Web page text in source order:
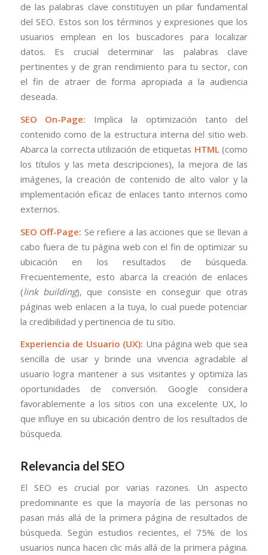
de las palabras clave constituyen un pilar fundamental
del SEO. Estos son los términos y expresiones que los
usuarios emplean en los buscadores para localizar
datos. Es crucial determinar las palabras clave
pertinentes y de gran rendimiento para tu sector, con
el fin de atraer de forma apropiada a la audiencia
deseada.
SEO On-Page: Implica la optimización tanto del
contenido como de la estructura interna del sitio web.
Abarca la correcta utilización de etiquetas HTML(como
los títulos y las meta descripciones), la mejora de las
imágenes, la creación de contenido de alto valor y la
implementación eficaz de enlaces tanto internos como
externos.
SEO Off-Page: Se refiere a las acciones que se llevan a
cabo fuera de tu página web con el fin de optimizar su
ubicación en los resultados de búsqueda.
Frecuentemente, esto abarca la creación de enlaces
(link building), que consiste en conseguir que otras
páginas web enlacen a la tuya, lo cual puede potenciar
la credibilidad y pertinencia de tu sitio.
Experiencia de Usuario (UX): Una página web que sea
sencilla de usar y brinde una vivencia agradable al
usuario logra mantener a sus visitantes y optimiza las
oportunidades de conversión. Google considera
favorablemente a los sitios con una excelente UX, lo
que influye en su ubicación dentro de los resultados de
búsqueda.
Relevancia del SEO
El SEO es crucial por varias razones. Un aspecto
predominante es que la mayoría de las personas no
pasan más allá de la primera página de resultados de
búsqueda. Según estudios recientes, el 75% de los
usuarios nunca hacen clic más allá de la primera página.